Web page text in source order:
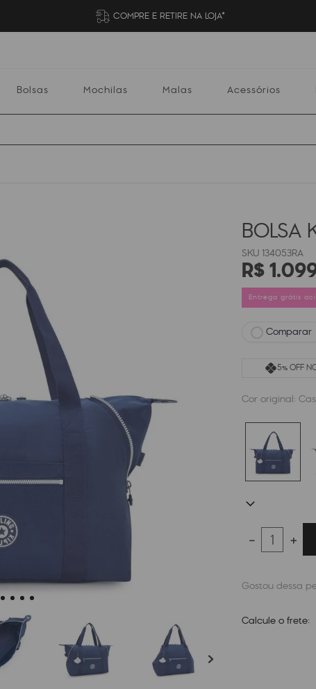
COMPRE E RETIRE NA LOJA*
Bolsas Mochilas Malas Acessórios
BOLSA
134053RA
R$1.099
Entrega grátis
Comparar
5% OFF
Cor original:
＋
－
Calcule o frete: